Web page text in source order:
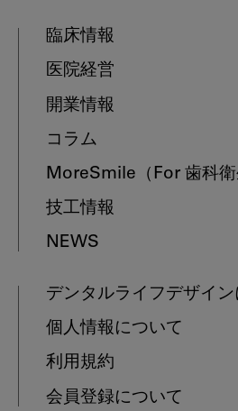
臨床情報
医院経営
開業情報
コラム
MoreSmile （For 歯科衛
技工情報
NEWS
デンタルライフデザイン
個人情報について
利用規約
会員登録について